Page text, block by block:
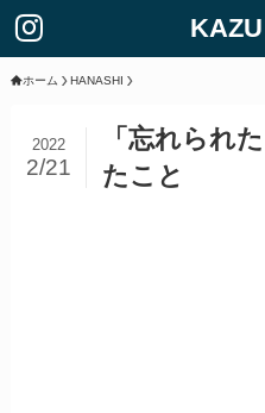
ホーム HANASHI
「忘れられ
たこと
2022
2/21